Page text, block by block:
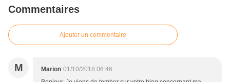
Commentaires
Ajouter un commentaire
M Marion 01/10/2018 06:46